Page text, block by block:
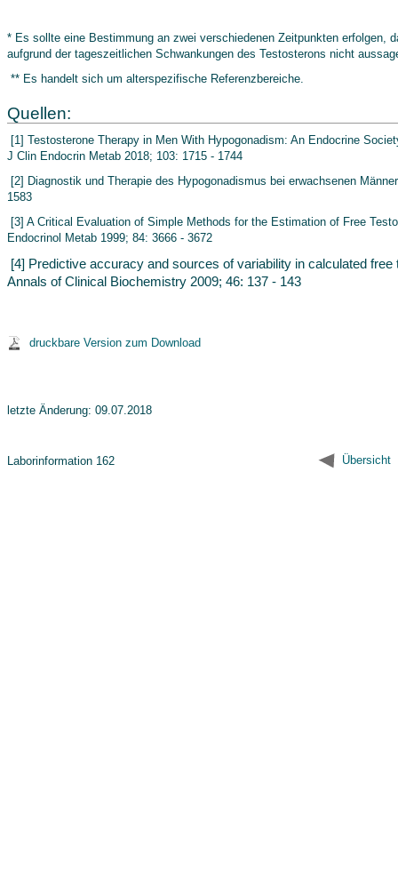
* Es sollte eine Bestimmung an zwei verschiedenen Zeitpunkten erfolgen,
aufgrund der tageszeitlichen Schwankungen des Testosterons nicht
** Es handelt sich um alterspezifische Referenzbereiche.
Quellen:
[1] Testosterone Therapy in Men With Hypogonadism: An Endocrine
J Clin Endocrin Metab 2018; 103: 1715 - 1744
[2] Diagnostik und Therapie des Hypogonadismus bei erwachsenen
1583
[3] A Critical Evaluation of Simple Methods for the Estimation of Free
Endocrinol Metab 1999; 84: 3666 - 3672
[4] Predictive accuracy and sources of variability in calculated
Annals of Clinical Biochemistry 2009; 46: 137 - 143
druckbare Version zum Download
letzte Änderung: 09.07.2018
Laborinformation 162 Übersicht